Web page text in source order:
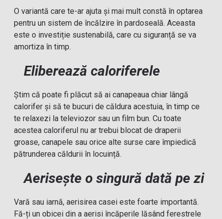
O variantă care te-ar ajuta și mai mult constă în optarea
pentru un sistem de încălzire în pardoseală. Aceasta
este o investiție sustenabilă, care cu siguranță se va
amortiza în timp.
Eliberează caloriferele
Știm că poate fi plăcut să ai canapeaua chiar lângă
calorifer și să te bucuri de căldura acestuia, în timp ce
te relaxezi la televiozor sau un film bun. Cu toate
acestea caloriferul nu ar trebui blocat de draperii
groase, canapele sau orice alte surse care împiedică
pătrunderea căldurii în locuință.
Aerisește o singură dată pe zi
Vară sau iarnă, aerisirea casei este foarte importantă.
Fă-ți un obicei din a aerisi încăperile lăsând ferestrele